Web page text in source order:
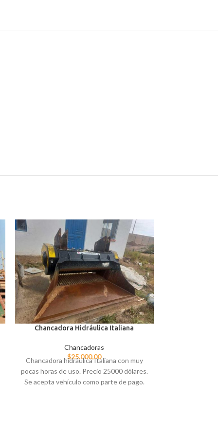
Chancadora Hidráulica Italiana
Chancadoras
$25.000,00
Chancadora hidráulica Italiana con muy
pocas horas de uso. Precio 25000 dólares.
Se acepta vehículo como parte de pago.